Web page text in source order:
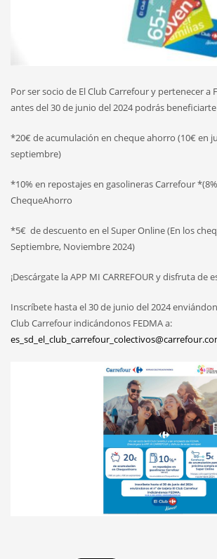
Por ser socio de El Club Carrefour y pertenecer a
antes del 30 de junio del 2024 podrás
*20€ de acumulación en cheque ahorro (10€ en
septiembre)
*10% en repostajes en gasolineras Carrefour
ChequeAhorro
*5€ de descuento en el Super Online (En los
Septiembre, Noviembre 2024)
¡Descárgate la APP MI CARREFOUR y disfruta de
Inscríbete hasta el 30 de junio del 2024
Club Carrefour indicándonos FEDMA a: